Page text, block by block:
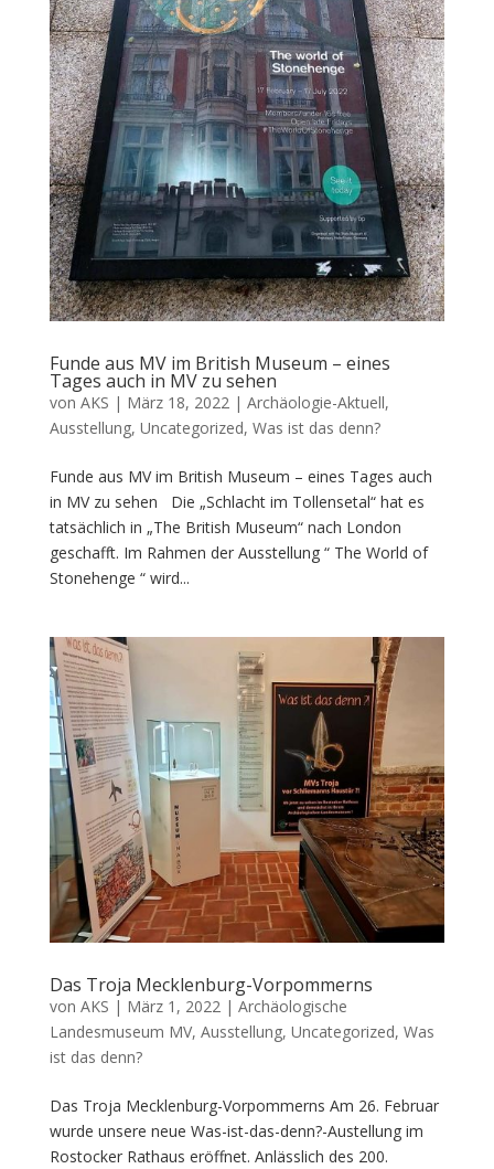
Funde aus MV im British Museum – eines
Tages auch in MV zu sehen
von AKS | März 18, 2022 | Archäologie-Aktuell,
Ausstellung, Uncategorized, Was ist das denn?
Funde aus MV im British Museum – eines Tages auch
in MV zu sehen Die „Schlacht im Tollensetal“ hat es
tatsächlich in „The British Museum“ nach London
geschafft. Im Rahmen der Ausstellung “ The World of
Stonehenge “ wird...
Das Troja Mecklenburg-Vorpommerns
von AKS | März 1, 2022| Archäologische
Landesmuseum MV, Ausstellung, Uncategorized, Was
ist das denn?
Das Troja Mecklenburg-Vorpommerns Am 26. Februar
wurde unsere neue Was-ist-das-denn?-Austellung im
Rostocker Rathaus eröffnet. Anlässlich des 200.